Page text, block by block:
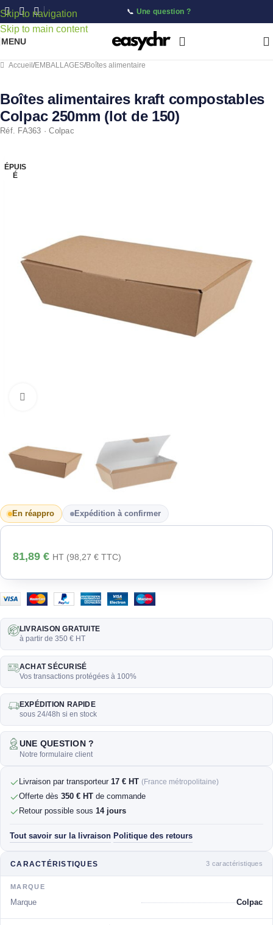
Skip to navigation
Skip to main content
📞 Une question ?
MENU
Accueil /EMBALLAGES/Boîtes alimentaire
Boîtes alimentaires kraft compostables
Colpac 250mm (lot de 150)
Réf. FA363 · Colpac
ÉPUIS
É
En réappro Expédition à confirmer
81,89 € HT (98,27 € TTC)
LIVRAISON GRATUITE
à partir de 350 € HT
ACHAT SÉCURISÉ
Vos transactions protégées à 100%
EXPÉDITION RAPIDE
sous 24/48h si en stock
UNE QUESTION ?
Notre formulaire client
Livraison par transporteur 17 € HT (France métropolitaine)
Offerte dès 350 € HT de commande
Retour possible sous 14 jours
Tout savoir sur la livraison· Politique des retours
CARACTÉRISTIQUES 3 caractéristiques
MARQUE
Marque Colpac